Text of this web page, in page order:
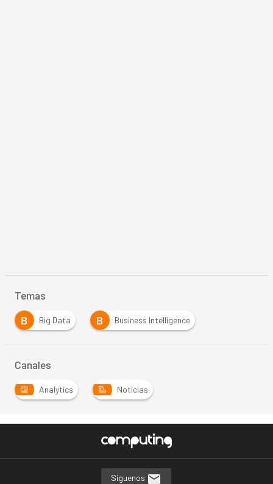
Temas
B
Big Data B Business Intelligence
Canales
Analytics Noticias
Síguenos